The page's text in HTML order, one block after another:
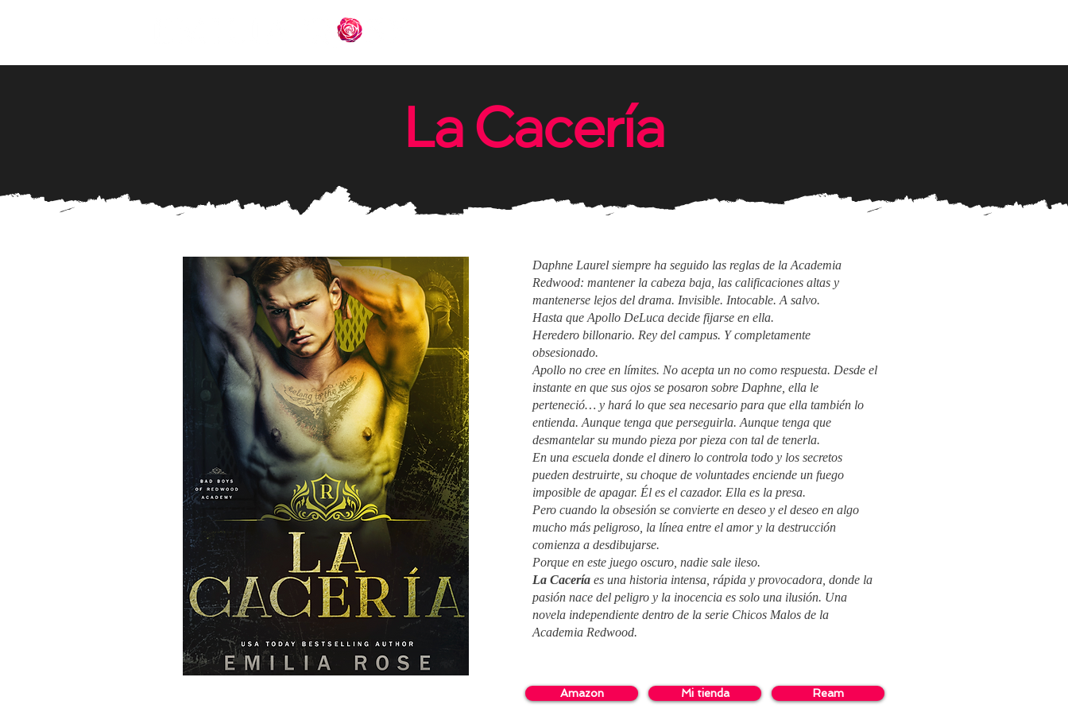
La Cacería
Daphne Laurel siempre ha seguido las reglas de la Academia
Redwood: mantener la cabeza baja, las calificaciones altas y
mantenerse lejos del drama. Invisible. Intocable. A salvo.
Hasta que Apollo DeLuca decide fijarse en ella.
Heredero billonario. Rey del campus. Y completamente
obsesionado.
Apollo no cree en límites. No acepta un no como respuesta. Desde el
instante en que sus ojos se posaron sobre Daphne, ella le
perteneció… y hará lo que sea necesario para que ella también lo
entienda. Aunque tenga que perseguirla. Aunque tenga que
desmantelar su mundo pieza por pieza con tal de tenerla.
En una escuela donde el dinero lo controla todo y los secretos
pueden destruirte, su choque de voluntades enciende un fuego
imposible de apagar. Él es el cazador. Ella es la presa.
Pero cuando la obsesión se convierte en deseo y el deseo en algo
mucho más peligroso, la línea entre el amor y la destrucción
comienza a desdibujarse.
Porque en este juego oscuro, nadie sale ileso.
La Cacería es una historia intensa, rápida y provocadora, donde la
pasión nace del peligro y la inocencia es solo una ilusión. Una
novela independiente dentro de la serie Chicos Malos de la
Academia Redwood.
Amazon Mi tienda Ream